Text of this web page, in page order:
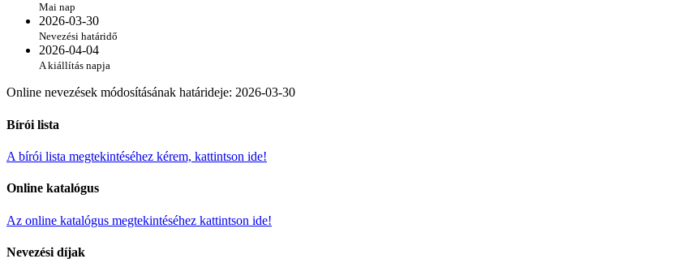
Mai nap
2026-03-30
Nevezési határidő
2026-04-04
A kiállítás napja
Online nevezések módosításának határideje: 2026-03-30
Bírói lista
A bírói lista megtekintéséhez kérem, kattintson ide!
Online katalógus
Az online katalógus megtekintéséhez kattintson ide!
Nevezési díjak